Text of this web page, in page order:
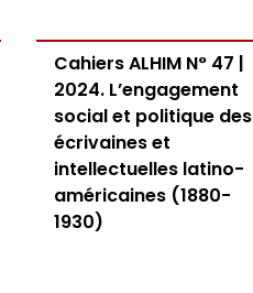
Cahiers ALHIM N° 47 |
2024. L’engagement
social et politique des
écrivaines et
intellectuelles latino-
américaines (1880-
1930)